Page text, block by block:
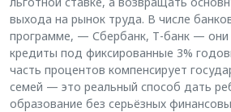
выхода на рынок труда. В числе
программе, — Сбербанк, Т-банк —
кредиты под фиксированные 3%
часть процентов компенсирует
семей — это реальный способ дать
образование без серьёзных